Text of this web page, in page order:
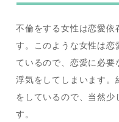
不倫をする女性は恋愛依
す。このような女性は恋
ているので、恋愛に必要
浮気をしてしまいます。
をしているので、当然少
す。